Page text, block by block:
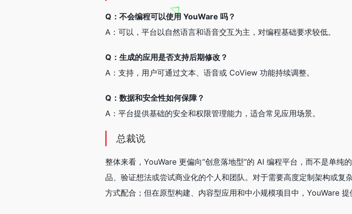
Q：不会编程可以使用 YouWare 吗？
A：可以，平台以自然语言和语音交互为主，对编程基础要求较低。
Q：生成的应用是否支持后期修改？
A：支持，用户可通过文本、语音或 CoView 功能持续调整。
Q：数据和安全性如何保障？
A：平台提供基础的安全和权限管理能力，适合常见应用场景。
总裁说
整体来看，YouWare 更偏向“创意落地型”的 AI 编程平台，而不是单纯
品、验证想法或尝试商业化的个人和团队。对于需要高度定制架构或复
方式配合；但在原型构建、内容型应用和中小规模项目中，YouWare 提